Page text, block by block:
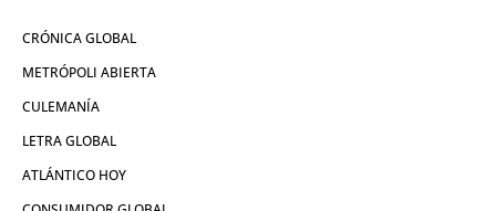
CRÓNICA GLOBAL
METRÓPOLI ABIERTA
CULEMANÍA
LETRA GLOBAL
ATLÁNTICO HOY